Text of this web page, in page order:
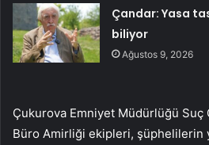
Çandar: Yasa
biliyor
Ağustos 9, 2026
Çukurova Emniyet Müdürlüğü Suç
Büro Amirliği ekipleri, şüphelilerin